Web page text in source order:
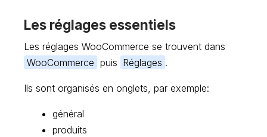
Les réglages essentiels
Les réglages WooCommerce se trouvent dans
WooCommerce puis Réglages .
Ils sont organisés en onglets, par exemple:
général
produits